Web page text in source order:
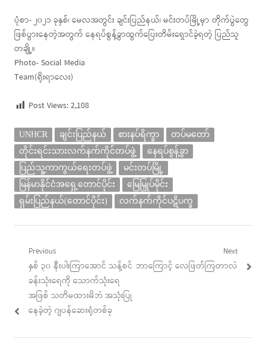
ပုံစာ- ၂၀၂၁ ခုနှစ်၊ မေလအတွင်း ချင်းပြည်နယ်၊ မင်းတပ်မြို့မှာ တိုက်ပွဲတွေ
ဖြစ်ပွားနေတဲ့အတွက် နေရပ်စွန့်ခွာထွက်ပြေးတိမ်းရှောင်ခဲ့ရတဲ့ ပြည်သူ
တချို့။
Photo- Social Media
Team(ရိုးရာလေး)
Post Views:2,108
UNHCR ချင်းပြည်နယ် စားနပ်ရိက္ခာ
တပ်မတော်
တိုင်းရင်းသားလက်နက်ကိုင်တပ်ဖွဲ့
နေရပ်စွန့်ခွာ
ပြည်သူ့ကာကွယ်ရေးတပ်ဖွဲ့
မင်းတပ်မြို့
မြန်မာနိုင်ငံအရှေ့တောင်ပိုင်း
မြေမြှုပ်မိုင်း
ရှမ်းပြည်နယ်(တောင်ပိုင်း)
လက်နက်ကိုင်ပဋိပက္ခ
Post
navigation
Previous
Previous
post:
နှစ် ၃၀ နီးပါးကြာအောင် သန့်စင်
ခန်းသုံးရေကို သောက်သုံးရေ
အဖြစ် သတိမထားမိဘဲ အသုံးပြု
နေခဲ့တဲ့ ဂျပန်ဆေးရုံတစ်ခု
Next
Next
ဘာကြောင့် လေဖြတ်ကြတာလဲ